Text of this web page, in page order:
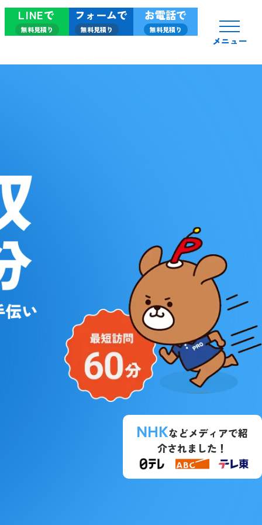
LINEで
無料見積り
フォームで
無料見積り
お電話で
無料見積り
メニュー
NHKなどメディアで紹
介されました！